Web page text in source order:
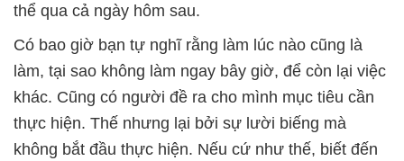
thể qua cả ngày hôm sau.
Có bao giờ bạn tự nghĩ rằng làm lúc nào cũng là
làm, tại sao không làm ngay bây giờ, để còn lại việc
khác. Cũng có người đề ra cho mình mục tiêu cần
thực hiện. Thế nhưng lại bởi sự lười biếng mà
không bắt đầu thực hiện. Nếu cứ như thế, biết đến